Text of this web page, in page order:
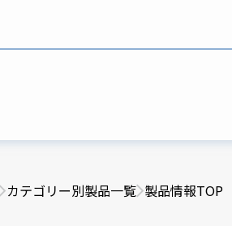
カテゴリー別製品一覧 製品情報TOP